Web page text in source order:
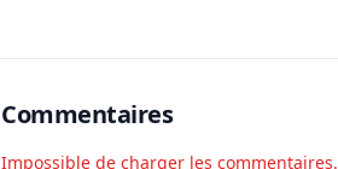
Commentaires
Impossible de charger les commentaires.